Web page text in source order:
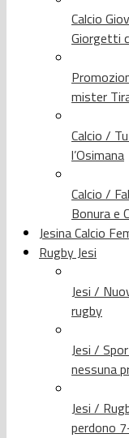
Calcio
Giorgetti
mister
Calcio /
l’Osimana
Calcio /
Bonura e
Jesina Calcio
Rugby Jesi
Jesi /
rugby
Jesi /
nessuna
Jesi /
perdono